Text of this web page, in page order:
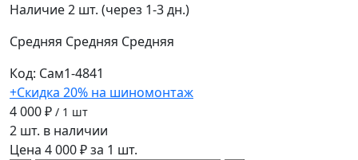
Наличие2 шт. (через 1-3 дн.)
Средняя Средняя Средняя
Код: Сам1-4841
+Скидка 20% на шиномонтаж
4 000 ₽ / 1 шт
2 шт. в наличии
Цена 4 000 ₽ за 1 шт.